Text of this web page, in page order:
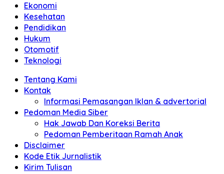
Ekonomi
Kesehatan
Pendidikan
Hukum
Otomotif
Teknologi
Tentang Kami
Kontak
Informasi Pemasangan Iklan & advertorial
Pedoman Media Siber
Hak Jawab Dan Koreksi Berita
Pedoman Pemberitaan Ramah Anak
Disclaimer
Kode Etik Jurnalistik
Kirim Tulisan